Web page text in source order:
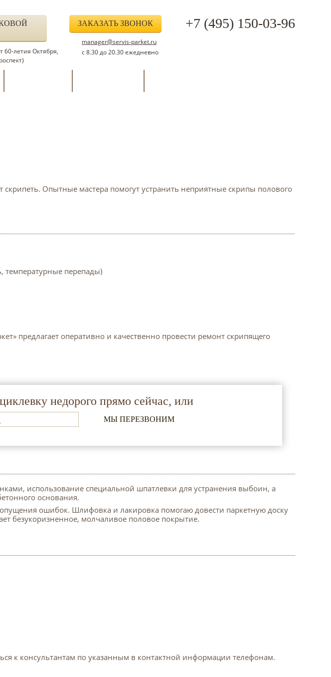
60-летия Октября,
ЗАКАЗАТЬ ЗВОНОК
manager@servis-parket.ru
с 8.30 до 20.30 ежедневно
+7 (495) 150-03-96
скрипеть. Опытные мастера помогут устранить неприятные скрипы полового
температурные перепады)
предлагает оперативно и качественно провести ремонт скрипящего
недорого прямо сейчас, или
использование специальной шпатлевки для устранения выбоин, а
основания.
ошибок. Шлифовка и лакировка помогаю довести паркетную доску
безукоризненное, молчаливое половое покрытие.
к консультантам по указанным в контактной информации телефонам.